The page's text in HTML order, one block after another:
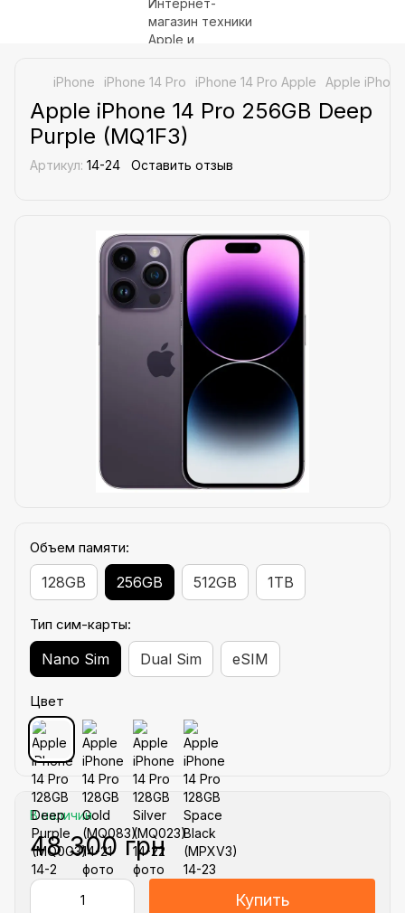
iPhone iPhone 14 Pro iPhone 14 Pro Apple Apple
Apple iPhone 14 Pro 256GB Deep
Purple (MQ1F3)
Артикул: 14-24 Оставить отзыв
Объем памяти:
128GB 256GB 512GB 1TB
Тип сим-карты:
Nano Sim Dual Sim eSIM
Цвет
В наличии
48 300 грн
Купить